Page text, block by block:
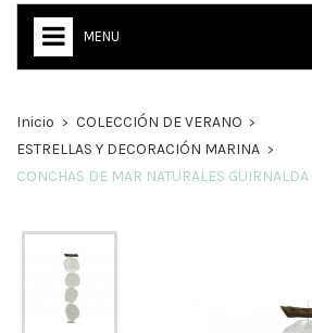
MENU
Inicio
COLECCIÓN DE VERANO
ESTRELLAS Y DECORACIÓN MARINA
CONCHAS DE MAR NATURALES